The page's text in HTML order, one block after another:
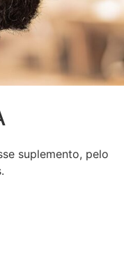
suplemento, pelo